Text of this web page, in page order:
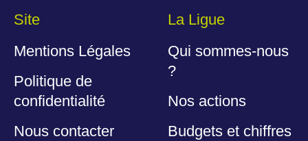
Site
Mentions Légales
Politique de
confidentialité
Nous contacter
La Ligue
Qui sommes-nous
?
Nos actions
Budgets et chiffres